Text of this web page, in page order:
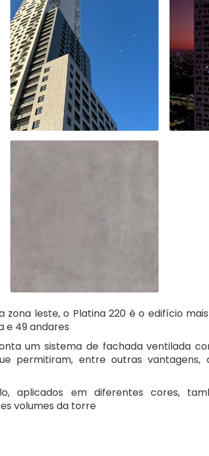
zona leste, o Platina 220 é o edifício
e 49 andares
um sistema de fachada ventilada
permitiram, entre outras
aplicados em diferentes cores,
volumes da torre